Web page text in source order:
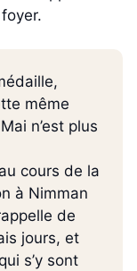
même
n’est plus
cours de la
à Nimman
de
jours, et
s’y sont